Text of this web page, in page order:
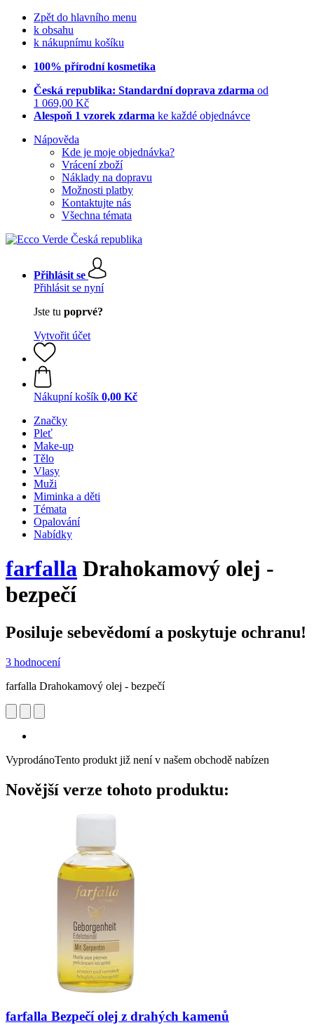
Zpět do hlavního menu
k obsahu
k nákupnímu košíku
100% přírodní kosmetika
Česká republika: Standardní doprava zdarma od
1 069,00 Kč
Alespoň 1 vzorek zdarma ke každé objednávce
Nápověda
Kde je moje objednávka?
Vrácení zboží
Náklady na dopravu
Možnosti platby
Kontaktujte nás
Všechna témata
Přihlásit se
Přihlásit se nyní
Jste tu poprvé?
Vytvořit účet
Nákupní košík 0,00 Kč
Značky
Pleť
Make-up
Tělo
Vlasy
Muži
Miminka a děti
Témata
Opalování
Nabídky
farfalla Drahokamový olej -​
bezpečí
Posiluje sebevědomí a poskytuje ochranu!
3 hodnocení
farfalla Drahokamový olej -​ bezpečí
VyprodánoTento produkt již není v našem obchodě nabízen
Novější verze tohoto produktu:
farfalla Bezpečí olej z drahých kamenů